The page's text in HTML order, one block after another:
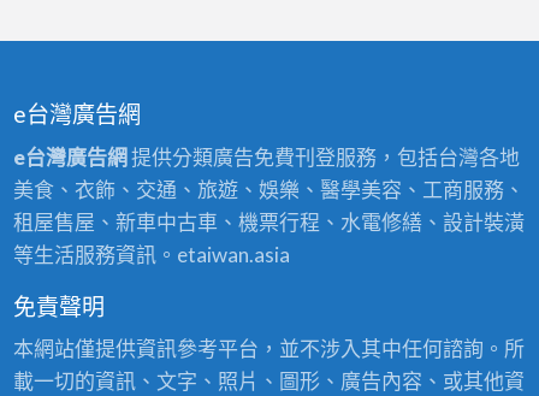
e台灣廣告網
e台灣廣告網提供分類廣告免費刊登服務，包括台灣各地
美食、衣飾、交通、旅遊、娛樂、醫學美容、工商服務、
租屋售屋、新車中古車、機票行程、水電修繕、設計裝潢
等生活服務資訊。etaiwan.asia
免責聲明
本網站僅提供資訊參考平台，並不涉入其中任何諮詢。所
載一切的資訊、文字、照片、圖形、廣告內容、或其他資